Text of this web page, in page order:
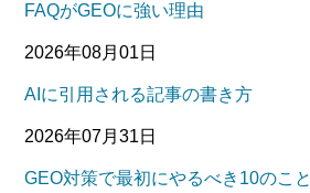
FAQがGEOに強い理由
2026年08月01日
AIに引用される記事の書き方
2026年07月31日
GEO対策で最初にやるべき10のこと